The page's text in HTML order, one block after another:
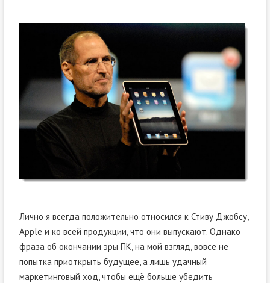
Лично я всегда положительно относился к Стиву Джобсу,
Apple и ко всей продукции, что они выпускают. Однако
фраза об окончании эры ПК, на мой взгляд, вовсе не
попытка приоткрыть будущее, а лишь удачный
маркетинговый ход, чтобы ещё больше убедить